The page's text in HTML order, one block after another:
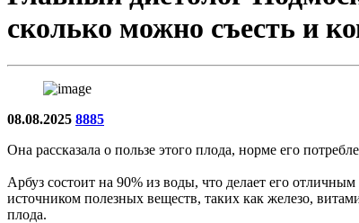
сколько можно съесть и
08.08.2025 8885
Она рассказала о пользе этого плода, норме его
Арбуз состоит на 90% из воды, что делает его
источником полезных веществ, таких как железо,
плода.